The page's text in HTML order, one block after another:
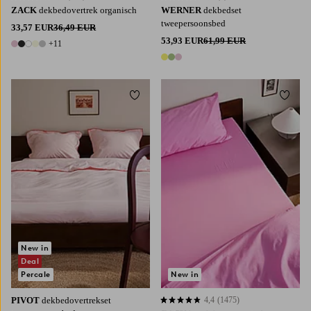
ZACK dekbedovertrek organisch
33,57 EUR36,49 EUR
16 kleuren
+11
WERNER dekbedset
tweepersoonsbed
53,93 EUR61,99 EUR
3 kleuren
PIVOT dekbedovertrekset
New in
Deal
Percale
Toevoegen aan favorieten
4,4 op basis van 1475 beoordelingen
4,4 (1475)
New in